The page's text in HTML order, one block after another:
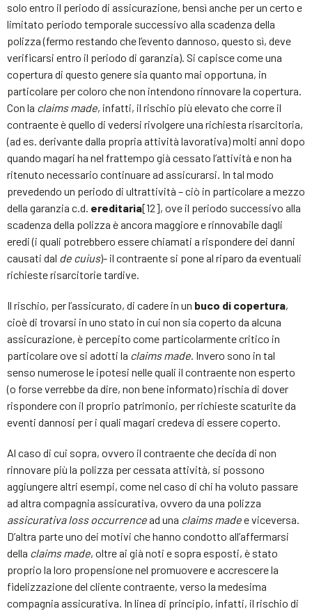
solo entro il periodo di assicurazione, bensì anche per un certo e
limitato periodo temporale successivo alla scadenza della
polizza (fermo restando che l’evento dannoso, questo sì, deve
verificarsi entro il periodo di garanzia). Si capisce come una
copertura di questo genere sia quanto mai opportuna, in
particolare per coloro che non intendono rinnovare la copertura.
Con la claims made, infatti, il rischio più elevato che corre il
contraente è quello di vedersi rivolgere una richiesta risarcitoria,
(ad es. derivante dalla propria attività lavorativa) molti anni dopo
quando magari ha nel frattempo già cessato l’attività e non ha
ritenuto necessario continuare ad assicurarsi. In tal modo
prevedendo un periodo di ultrattività – ciò in particolare a mezzo
della garanzia c.d. ereditaria[12], ove il periodo successivo alla
scadenza della polizza è ancora maggiore e rinnovabile dagli
eredi (i quali potrebbero essere chiamati a rispondere dei danni
causati dal de cuius)- il contraente si pone al riparo da eventuali
richieste risarcitorie tardive.
Il rischio, per l’assicurato, di cadere in un buco di copertura,
cioè di trovarsi in uno stato in cui non sia coperto da alcuna
assicurazione, è percepito come particolarmente critico in
particolare ove si adotti la claims made. Invero sono in tal
senso numerose le ipotesi nelle quali il contraente non esperto
(o forse verrebbe da dire, non bene informato) rischia di dover
rispondere con il proprio patrimonio, per richieste scaturite da
eventi dannosi per i quali magari credeva di essere coperto.
Al caso di cui sopra, ovvero il contraente che decida di non
rinnovare più la polizza per cessata attività, si possono
aggiungere altri esempi, come nel caso di chi ha voluto passare
ad altra compagnia assicurativa, ovvero da una polizza
assicurativa loss occurrencead una claims madee viceversa.
D’altra parte uno dei motivi che hanno condotto all’affermarsi
della claims made, oltre ai già noti e sopra esposti, è stato
proprio la loro propensione nel promuovere e accrescere la
fidelizzazione del cliente contraente, verso la medesima
compagnia assicurativa. In linea di principio, infatti, il rischio di